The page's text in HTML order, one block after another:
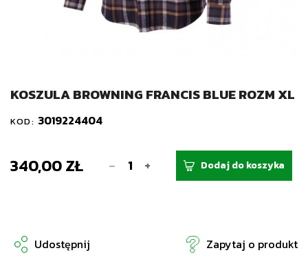
KOSZULA BROWNING FRANCIS BLUE ROZM XL
KOD: 3019224404
340,00 ZŁ - + Dodaj do koszyka
Udostępnij
Zapytaj o produkt